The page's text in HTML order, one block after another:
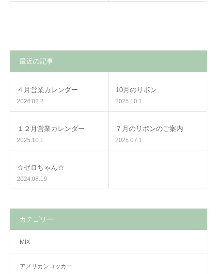
最近の記事
４月営業カレンダー
2026.02.2
10月のリボン
2025.10.1
１２月営業カレンダー
2025.10.1
７月のリボンのご案内
2025.07.1
☆ゼロちゃん☆
2024.08.19
カテゴリー
MIX
アメリカンコッカー